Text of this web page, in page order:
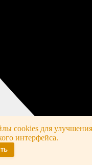
cookies для улучшения
интерфейса.